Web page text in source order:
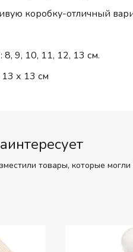
коробку-отличный
8, 9, 10, 11, 12, 13 см.
х 13 см
товары, которые